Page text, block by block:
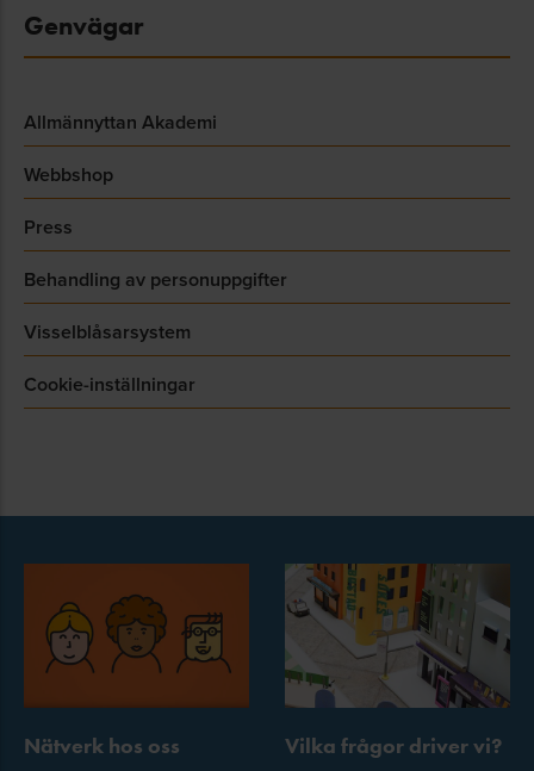
Genvägar
Allmännyttan Akademi
Webbshop
Press
Behandling av personuppgifter
Visselblåsarsystem
Cookie-inställningar
Nätverk hos oss
Vilka frågor driver vi?